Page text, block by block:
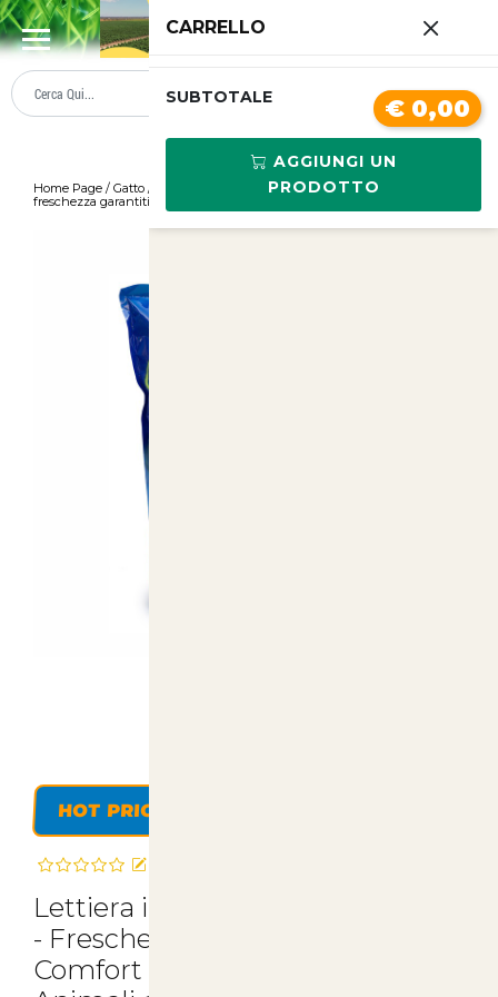
Home Page / Gatto /
Lettiera silicio per gatti 5 litri - Comfort e
freschezza garantiti!
HOT PRICE
Lettiera in Silicio per Gatti 5 Litri
- Freschezza alla Mela Verde per
Comfort e Igiene - Articoli per
CARRELLO
SUBTOTALE € 0,00
AGGIUNGI UN
PRODOTTO